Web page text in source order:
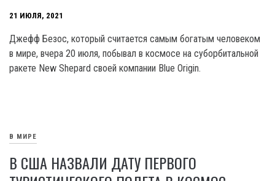
21 ИЮЛЯ, 2021
Джефф Безос, который считается самым богатым человеком
в мире, вчера 20 июля, побывал в космосе на суборбитальной
ракете New Shepard своей компании Blue Origin.
В МИРЕ
В США НАЗВАЛИ ДАТУ ПЕРВОГО